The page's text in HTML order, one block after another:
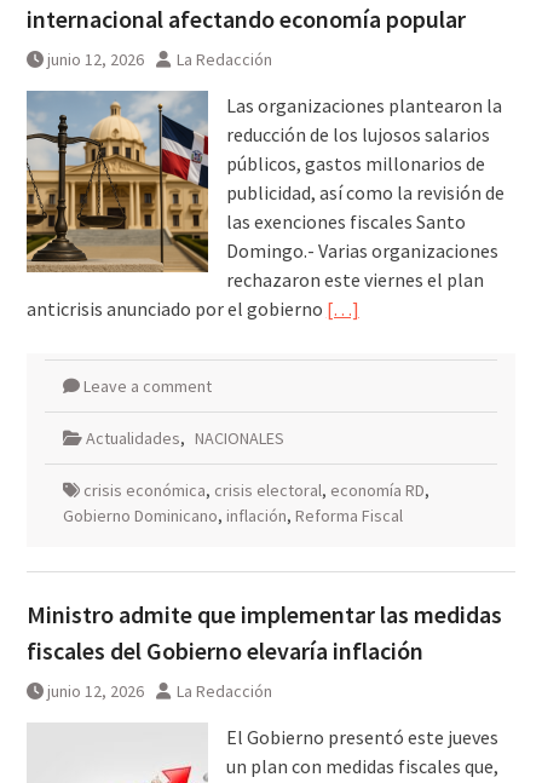
internacional afectando economía popular
junio 12, 2026 La Redacción
Las organizaciones plantearon la
reducción de los lujosos salarios
públicos, gastos millonarios de
publicidad, así como la revisión de
las exenciones fiscales Santo
Domingo.- Varias organizaciones
rechazaron este viernes el plan
anticrisis anunciado por el gobierno […]
Leave a comment
Actualidades, NACIONALES
crisis económica, crisis electoral, economía RD,
Gobierno Dominicano, inflación, Reforma Fiscal
Ministro admite que implementar las medidas
fiscales del Gobierno elevaría inflación
junio 12, 2026 La Redacción
El Gobierno presentó este jueves
un plan con medidas fiscales que,